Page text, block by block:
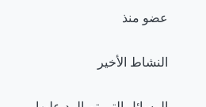
عضو منذ
النشاط الأخير